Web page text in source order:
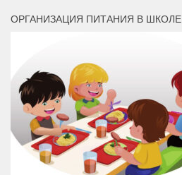
ОРГАНИЗАЦИЯ ПИТАНИЯ В ШКОЛЕ